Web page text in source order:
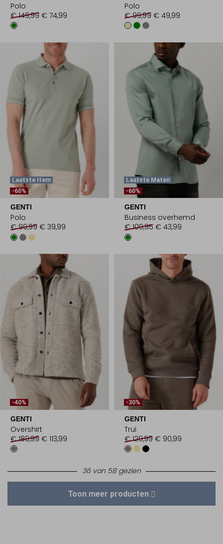
Polo
€ 149,99 € 74,99
Polo
€ 99,99 € 49,99
Laatste Item
-60%
GENTI
Polo
€ 99,99 € 39,99
Laatste Maten
-60%
GENTI
Business overhemd
€ 109,95 € 43,99
-40%
GENTI
Overshirt
€ 189,99 € 113,99
-30%
GENTI
Trui
€ 129,99 € 90,99
36 van 58 gezien
Toon meer producten